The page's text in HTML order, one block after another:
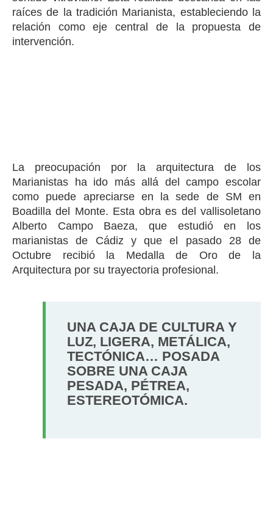
raíces de la tradición Marianista, estableciendo la
relación como eje central de la propuesta de
intervención.
La preocupación por la arquitectura de los
Marianistas ha ido más allá del campo escolar
como puede apreciarse en la sede de SM en
Boadilla del Monte. Esta obra es del vallisoletano
Alberto Campo Baeza, que estudió en los
marianistas de Cádiz y que el pasado 28 de
Octubre recibió la Medalla de Oro de la
Arquitectura por su trayectoria profesional.
UNA CAJA DE CULTURA Y
LUZ, LIGERA, METÁLICA,
TECTÓNICA… POSADA
SOBRE UNA CAJA
PESADA, PÉTREA,
ESTEREOTÓMICA.